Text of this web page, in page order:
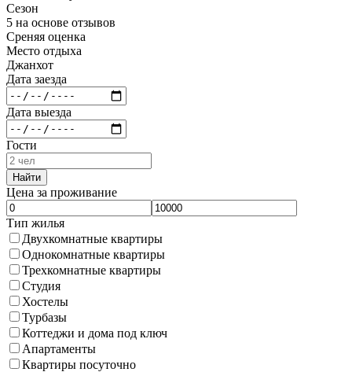
Сезон
5 на основе отзывов
Среняя оценка
Место отдыха
Джанхот
Дата заезда
Дата выезда
Гости
Найти
Цена за проживание
Тип жилья
Двухкомнатные квартиры
Однокомнатные квартиры
Трехкомнатные квартиры
Студия
Хостелы
Турбазы
Коттеджи и дома под ключ
Апартаменты
Квартиры посуточно